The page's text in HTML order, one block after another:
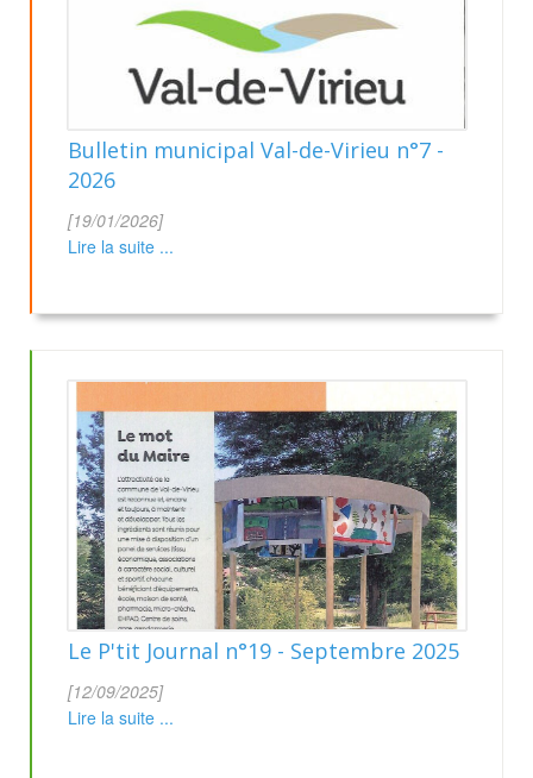
Bulletin municipal Val-de-Virieu n°7 -
2026
[19/01/2026]
Lire la suite ...
Le P'tit Journal n°19 - Septembre 2025
[12/09/2025]
Lire la suite ...